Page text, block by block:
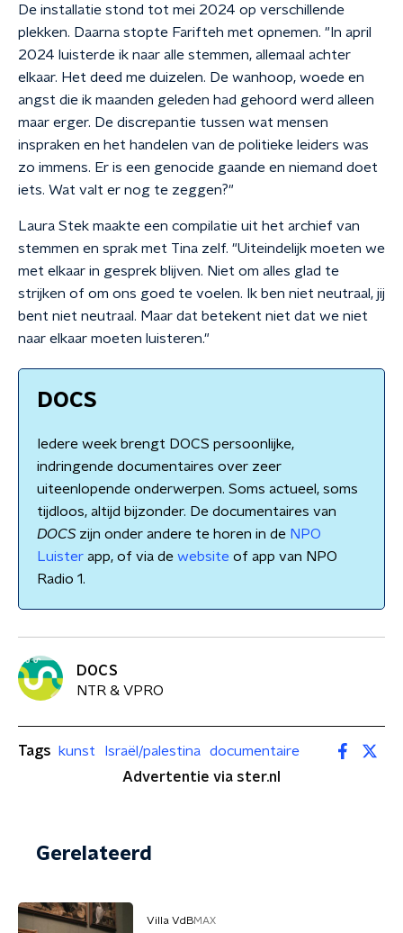
De installatie stond tot mei 2024 op verschillende
plekken. Daarna stopte Farifteh met opnemen. "In april
2024 luisterde ik naar alle stemmen, allemaal achter
elkaar. Het deed me duizelen. De wanhoop, woede en
angst die ik maanden geleden had gehoord werd alleen
maar erger. De discrepantie tussen wat mensen
inspraken en het handelen van de politieke leiders was
zo immens. Er is een genocide gaande en niemand doet
iets. Wat valt er nog te zeggen?"
Laura Stek maakte een compilatie uit het archief van
stemmen en sprak met Tina zelf. "Uiteindelijk moeten we
met elkaar in gesprek blijven. Niet om alles glad te
strijken of om ons goed te voelen. Ik ben niet neutraal, jij
bent niet neutraal. Maar dat betekent niet dat we niet
naar elkaar moeten luisteren."
DOCS
Iedere week brengt DOCS persoonlijke,
indringende documentaires over zeer
uiteenlopende onderwerpen. Soms actueel, soms
tijdloos, altijd bijzonder. De documentaires van
DOCSzijn onder andere te horen in de NPO
Luister app, of via de website of app van NPO
Radio 1.
DOCS
NTR & VPRO
Tags kunst Israël/palestina
documentaire
Advertentie via ster.nl
Gerelateerd
Villa VdBMAX